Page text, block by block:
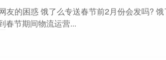
友的困惑 饿了么专送春节前2月份会发吗?
春节期间物流运营...